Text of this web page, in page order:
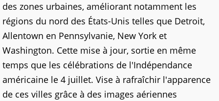
des zones urbaines, améliorant notamment les
régions du nord des États-Unis telles que Detroit,
Allentown en Pennsylvanie, New York et
Washington. Cette mise à jour, sortie en même
temps que les célébrations de l'Indépendance
américaine le 4 juillet. Vise à rafraîchir l'apparence
de ces villes grâce à des images aériennes